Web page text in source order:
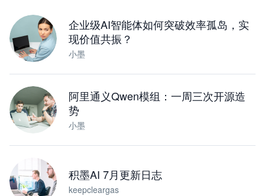
企业级AI智能体如何突破效率孤岛，实
现价值共振？
小墨
阿里通义Qwen模组：一周三次开源造
势
小墨
积墨AI 7月更新日志
keepcleargas